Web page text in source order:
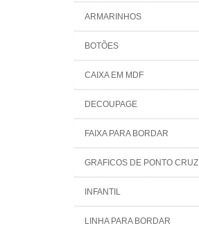
ARMARINHOS
BOTÕES
CAIXA EM MDF
DECOUPAGE
FAIXA PARA BORDAR
GRAFICOS DE PONTO CRUZ
INFANTIL
LINHA PARA BORDAR